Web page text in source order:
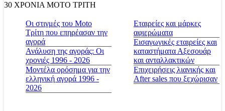
30 ΧΡΟΝΙΑ MOTO ΤΡΙΤΗ
Οι στιγμές του Moto
Τρίτη που επηρέασαν την
αγορά
Ανάλυση της αγοράς: Οι
χρονιές 1996 - 2026
Μοντέλα ορόσημα για την
ελληνική αγορά 1996 -
2026
Εταιρείες και μάρκες
αφιερώματα
Εισαγωγικές εταιρείες και
καταστήματα Αξεσουάρ
και ανταλλακτικών
Επιχειρήσεις λιανικής και
After sales που ξεχώρισαν